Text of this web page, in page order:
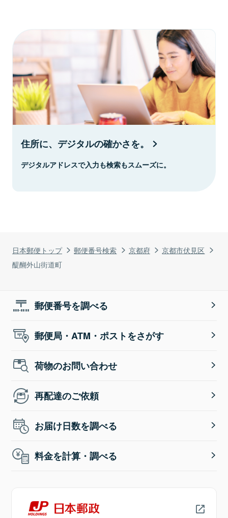
日本郵便トップ 郵便番号検索 京都府
京都市伏見区
醍醐外山街道町
住所に、デジタルの確かさを。
デジタルアドレスで入力も検索もスムーズに。
郵便番号を調べる
郵便局・ATM・ポストをさがす
荷物のお問い合わせ
再配達のご依頼
お届け日数を調べる
料金を計算・調べる